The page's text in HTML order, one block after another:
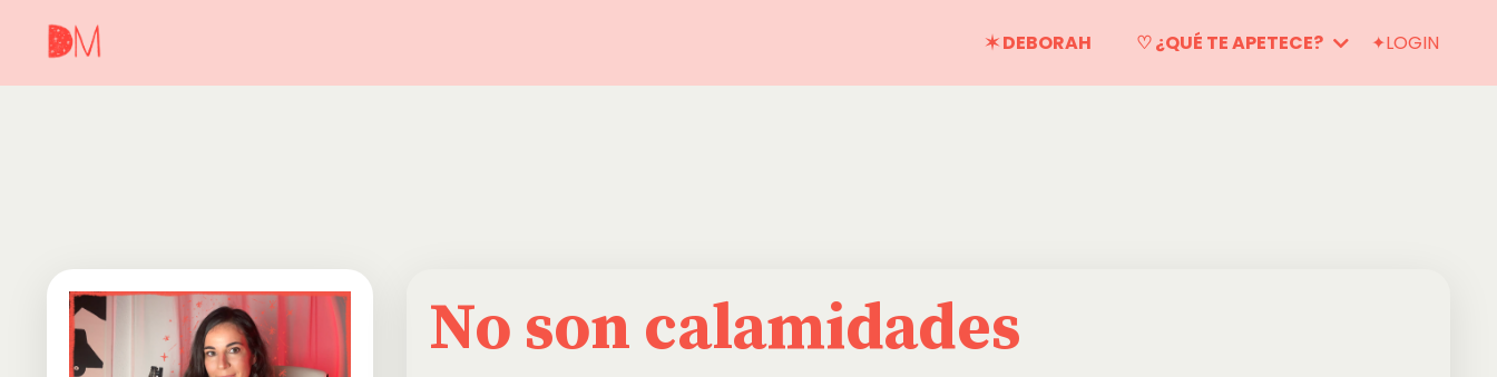
✶ DEBORAH ♡ ¿QUÉ TE APETECE? ✦LOGIN
No son calamidades